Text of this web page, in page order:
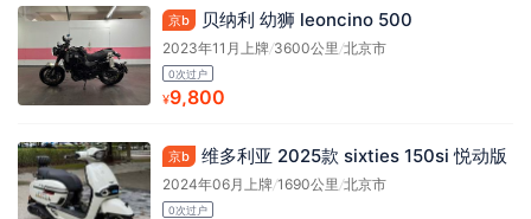
京b 贝纳利 幼狮 leoncino 500
2023年11月上牌/3600公里 /北京市
0次过户
¥9,800
京b 维多利亚 2025款 sixties 150si 悦动版
2024年06月上牌/1690公里 /北京市
0次过户